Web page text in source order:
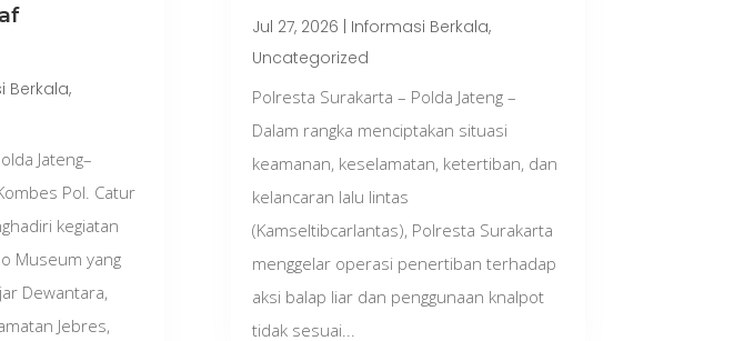
Berkala,
Jateng–
Pol. Catur
kegiatan
Museum yang
Dewantara,
Jebres,
Jul 27, 2026 | Informasi Berkala,
Uncategorized
Polresta Surakarta – Polda Jateng –
Dalam rangka menciptakan situasi
keamanan, keselamatan, ketertiban, dan
kelancaran lalu lintas
(Kamseltibcarlantas), Polresta Surakarta
menggelar operasi penertiban terhadap
aksi balap liar dan penggunaan knalpot
tidak sesuai...